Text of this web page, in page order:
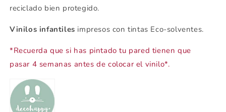
reciclado bien protegido.
Vinilos infantiles impresos con tintas Eco-solventes.
*Recuerda que si has pintado tu pared tienen que
pasar 4 semanas antes de colocar el vinilo*.